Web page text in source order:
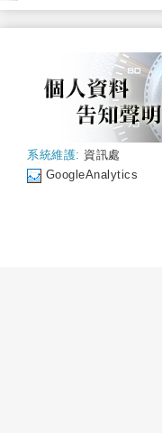
系統維護: 資訊處
GoogleAnalytics